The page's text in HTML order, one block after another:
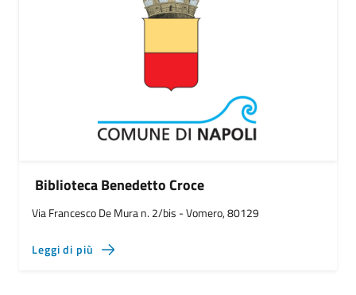
Biblioteca Benedetto Croce
Via Francesco De Mura n. 2/bis - Vomero, 80129
Leggi di più